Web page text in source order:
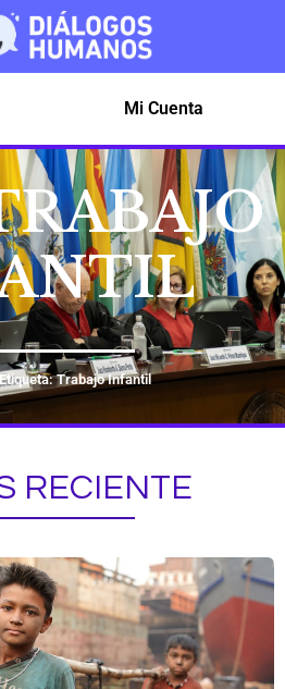
Mi Cuenta
Etiqueta: Trabajo Infantil
RECIENTE